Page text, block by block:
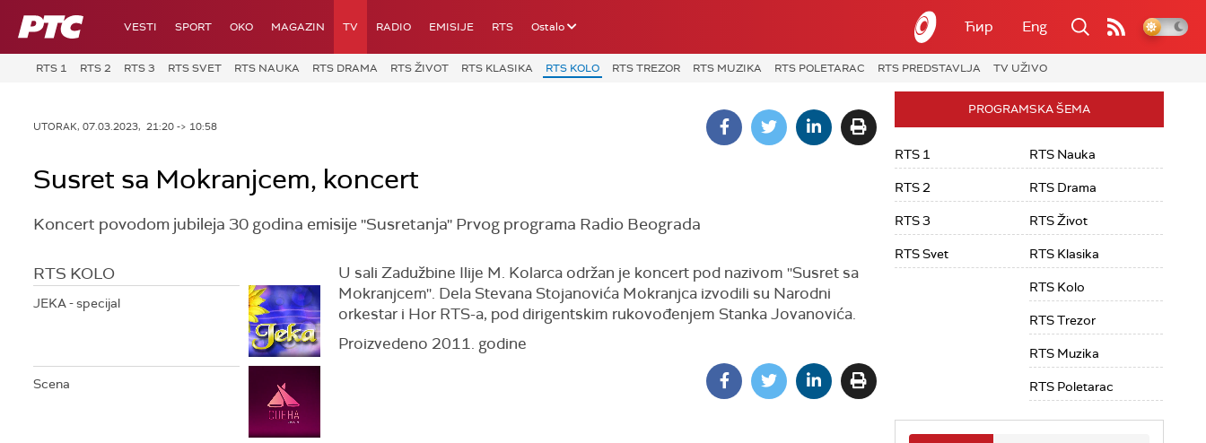
RTS VESTI SPORT OKO MAGAZIN TV RADIO EMISIJE RTS Ostalo Ћир Eng
RTS 1 RTS 2 RTS 3 RTS SVET RTS NAUKA RTS DRAMA RTS ŽIVOT RTS KLASIKA RTS KOLO RTS TREZOR RTS MUZIKA RTS POLETARAC RTS PREDSTAVLJA TV UŽIVO
UTORAK, 07.03.2023, 21:20 -> 10:58
Susret sa Mokranjcem, koncert
Koncert povodom jubileja 30 godina emisije ''Susretanja'' Prvog programa Radio Beograda
RTS KOLO
JEKA - specijal
Scena
U sali Zadužbine Ilije M. Kolarca održan je koncert pod nazivom ''Susret sa
Mokranjcem''. Dela Stevana Stojanovića Mokranjca izvodili su Narodni
orkestar i Hor RTS-a, pod dirigentskim rukovođenjem Stanka Jovanovića.
Proizvedeno 2011. godine
PROGRAMSKA ŠEMA
RTS 1
RTS 2
RTS 3
RTS Svet
RTS Nauka
RTS Drama
RTS Život
RTS Klasika
RTS Kolo
RTS Trezor
RTS Muzika
RTS Poletarac